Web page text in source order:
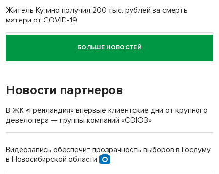
Житель Купино получил 200 тыс. рублей за смерть
матери от COVID-19
Новосибирский суд наказал водителя за смерть
пенсионерки на вокзале
«Мы живём на пастбище!»: в новосибирском селе лошади
терроризируют жителей
Инвалид получил условный срок за избиение врачей
Новосибирский преподаватель с женой вошли в топ-16
БОЛЬШЕ НОВОСТЕЙ
Новости партнеров
В ЖК «Гренландия» впервые клиентские дни от крупного
девелопера — группы компаний «СОЮЗ»
Видеозапись обеспечит прозрачность выборов в Госдуму
в Новосибирской области